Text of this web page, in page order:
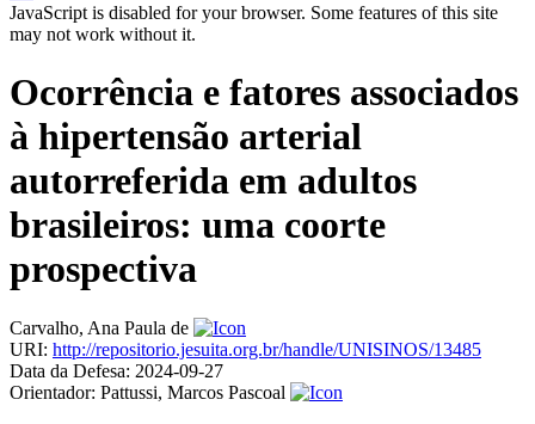
JavaScript is disabled for your browser. Some features of this site
may not work without it.
Ocorrência e fatores associados
à hipertensão arterial
autorreferida em adultos
brasileiros: uma coorte
prospectiva
Carvalho, Ana Paula de
URI: http://repositorio.jesuita.org.br/handle/UNISINOS/13485
Data da Defesa: 2024-09-27
Orientador: Pattussi, Marcos Pascoal